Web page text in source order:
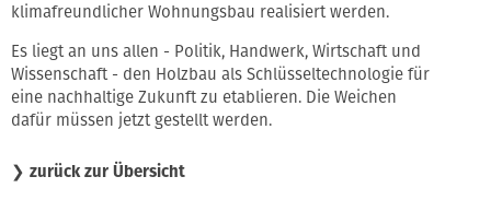
klimafreundlicher Wohnungsbau realisiert werden.
Es liegt an uns allen - Politik, Handwerk, Wirtschaft und
Wissenschaft - den Holzbau als Schlüsseltechnologie für
eine nachhaltige Zukunft zu etablieren. Die Weichen
dafür müssen jetzt gestellt werden.
❯ zurück zur Übersicht